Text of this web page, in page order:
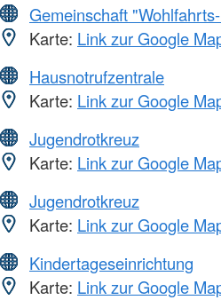
Gemeinschaft
Karte: Link zur Google
Hausnotrufzentrale
Karte: Link zur Google
Jugendrotkreuz
Karte: Link zur Google
Jugendrotkreuz
Karte: Link zur Google
Kindertageseinrichtung
Karte: Link zur Google